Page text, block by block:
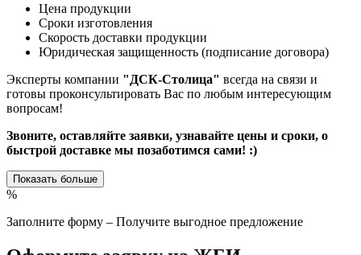
Цена продукции
Сроки изготовления
Скорость доставки продукции
Юридическая защищенность (подписание договора)
Эксперты компании "ДСК-Столица" всегда на связи и
готовы проконсультировать Вас по любым интересующим
вопросам!
Звоните, оставляйте заявки, узнавайте цены и сроки, о
быстрой доставке мы позаботимся сами! :)
Показать больше
%
Заполните форму – Получите выгодное предложение